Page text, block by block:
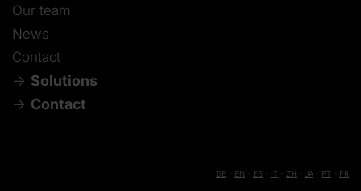
Our team
News
Contact
Solutions
Contact
DE EN ES IT ZH JA PT FR